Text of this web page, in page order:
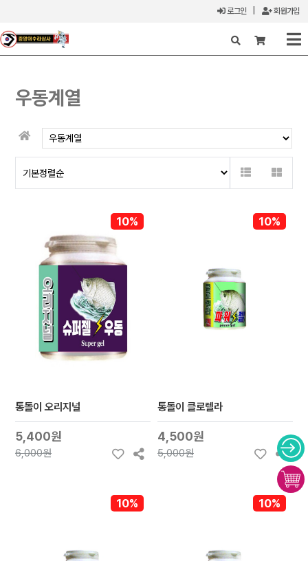
로그인 회원가입
우동계열
10%
통돌이 오리지널
5,400원
6,000원
10%
통돌이 클로렐라
4,500원
5,000원
10% 10%